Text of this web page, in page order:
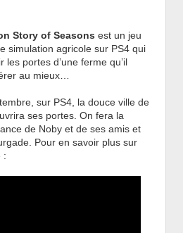
Story of Seasons est un jeu
simulation agricole sur PS4 qui
les portes d’une ferme qu’il
au mieux…
sur PS4, la douce ville de
ses portes. On fera la
de Noby et de ses amis et
Pour en savoir plus sur
: